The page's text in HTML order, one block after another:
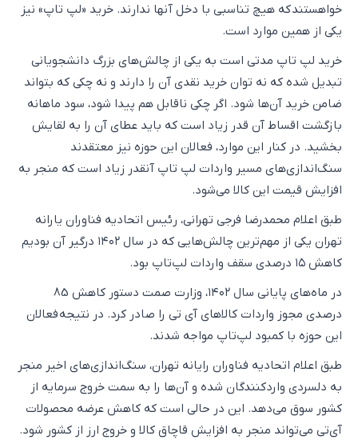
خواهستند که هیچ تناسبی با دخل آنها ندارند. خرید «لپ تاپ» نیز
یکی از همین موارد است.
خرید لپ تاپ مدتی است به یکی از چالش‌های بزرگ دانشجویانی
تبدیل شده که نه توان خرید نقدی آن را دارند و نه چکی که بتواند
ضامن خرید آن‌ها شود. اگر چکی ناقابل هم پیدا شود، سود ماهانه
بازگشت اقساط آن قدر زیاد است که باید عطای آن را به لقایش
بخشید. در کنار این موارد، فعالان این حوزه نیز معتقدند
سنگ‌اندازی‌های مسیر واردات لپ تاپ آنقدر زیاد است که منجر به
افزایش قیمت این کالا می‌شود.
طبق اعلام محمدرضا فرجی تهرانی، رئیس اتحادیه فناوران یارانه
تهران یکی از مهم‌ترین چالش‌هایی که در سال ۱۴۰۲ درگیر آن بودیم
کاهش ۱۵ درصدی سقف واردات لپ‌تاپ بود.
در ماه‌های پایانی سال ۱۴۰۲، وزارت صمت دستور کاهش 85
درصدی مجوز واردات کالاهای آی تی را صادر کرد. در نتیجه فعالان
این حوزه با کمبود لپ‌تاپ مواجه شدند.
طبق اعلام اتحادیه فناوران رایانه تهران، سنگ‌اندازی‌های اخیر منجر
به دلسردی واردکنندگان شده و آن‌ها را به سمت خروج سرمایه از
کشور سوق می‌دهد. این در حالی است که کاهش عرضه محصولات
آی‌تی می‌تواند منجر به افزایش قاچاق کالا و خروج ارز از کشور شود.